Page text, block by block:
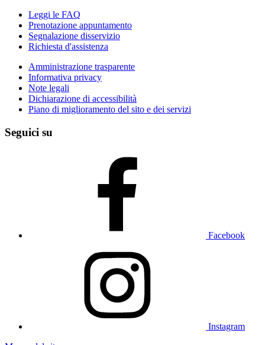
Leggi le FAQ
Prenotazione appuntamento
Segnalazione disservizio
Richiesta d'assistenza
Amministrazione trasparente
Informativa privacy
Note legali
Dichiarazione di accessibilità
Piano di miglioramento del sito e dei servizi
Seguici su
Facebook
Instagram